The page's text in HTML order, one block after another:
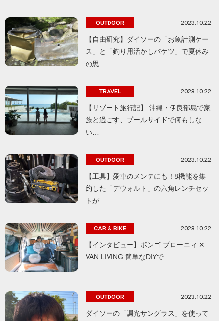
OUTDOOR 2023.10.22
【自由研究】ダイソーの「お魚計測ケー
ス」と「釣り用活かしバケツ」で夏休み
の思…
TRAVEL 2023.10.22
【リゾート旅行記】 沖縄・伊良部島で家
族と過ごす、プールサイドで何もしな
い…
OUTDOOR 2023.10.22
【工具】愛車のメンテにも！8機能を集
約した「デウォルト」の六角レンチセッ
トが…
CAR & BIKE 2023.10.22
【インタビュー】ボンゴ ブローニィ ✕
VAN LIVING 簡単なDIYで…
OUTDOOR 2023.10.22
ダイソーの「調光サングラス」を使って